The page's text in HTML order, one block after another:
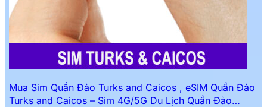
Mua Sim Quần Đảo Turks and Caicos , eSIM Quần Đảo
Turks and Caicos – Sim 4G/5G Du Lịch Quần Đảo